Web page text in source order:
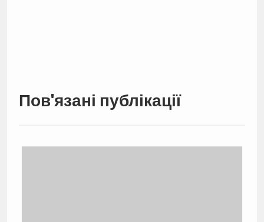
Пов'язані публікації